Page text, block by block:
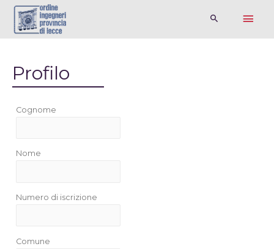
Profilo
Cognome
Nome
Numero di iscrizione
Comune